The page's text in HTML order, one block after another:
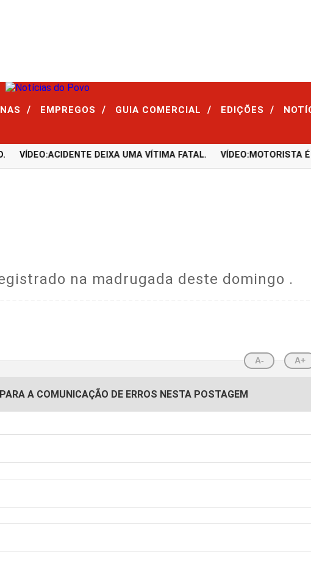
/ EMPREGOS / GUIA COMERCIAL / EDIÇÕES /
VÍDEO:ACIDENTE DEIXA UMA VÍTIMA FATAL. VÍDEO:MOTORISTA É
na madrugada deste domingo .
A- A+
A COMUNICAÇÃO DE ERROS NESTA POSTAGEM